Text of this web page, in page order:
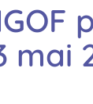
mai